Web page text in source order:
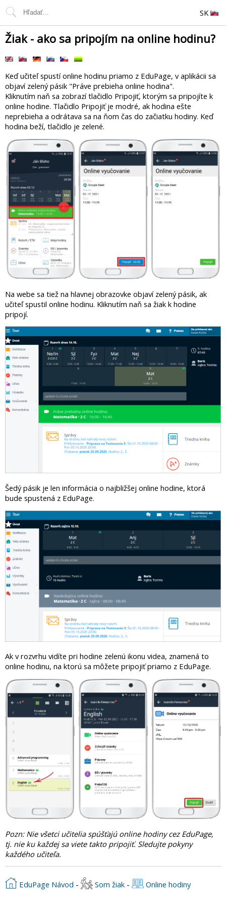
SK
Žiak - ako sa pripojím na online hodinu?
Keď učiteľ spustí online hodinu priamo z EduPage, v aplikácii sa
objaví zelený pásik "Práve prebieha online hodina".
Kliknutím naň sa zobrazí tlačidlo Pripojiť, ktorým sa pripojíte k
online hodine. Tlačidlo Pripojiť je modré, ak hodina ešte
neprebieha a odrátava sa na ňom čas do začiatku hodiny. Keď
hodina beží, tlačidlo je zelené.
Na webe sa tiež na hlavnej obrazovke objaví zelený pásik, ak
učiteľ spustil online hodinu. Kliknutím naň sa žiak k hodine
pripojí.
Šedý pásik je len informácia o najbližšej online hodine, ktorá
bude spustená z EduPage.
Ak v rozvrhu vidíte pri hodine zelenú ikonu videa, znamená to
online hodinu, na ktorú sa môžete pripojiť priamo z EduPage.
Pozn: Nie všetci učitelia spúšťajú online hodiny cez EduPage,
tj. nie ku každej sa viete takto pripojiť. Sledujte pokyny
každého učiteľa.
EduPage Návod - Som žiak - Online hodiny